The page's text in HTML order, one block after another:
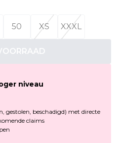
50 XS XXXL
niveau
gestolen, beschadigd) met directe
claims